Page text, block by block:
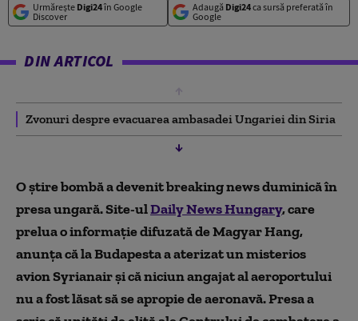
Urmărește Digi24în Google
Discover
Adaugă Digi24ca sursă preferată în
Google
DIN ARTICOL
Zvonuri despre evacuarea ambasadei Ungariei din Siria
O știre bombă a devenit breaking news duminică în
presa ungară. Site-ulDaily News Hungary, care
prelua o informație difuzată de Magyar Hang,
anunța că la Budapesta a aterizat un misterios
avion Syrianair și că niciun angajat al aeroportului
nu a fost lăsat să se apropie de aeronavă. Presa a